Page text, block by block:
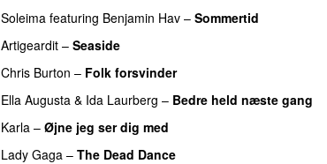
Soleima featuring Benjamin Hav – Sommertid
Artigeardit – Seaside
Chris Burton – Folk forsvinder
Ella Augusta & Ida Laurberg – Bedre held næste gang
Karla – Øjne jeg ser dig med
Lady Gaga – The Dead Dance